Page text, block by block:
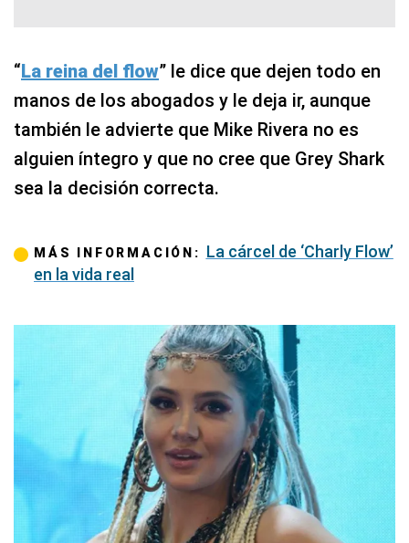
“La reina del flow” le dice que dejen todo en
manos de los abogados y le deja ir, aunque
también le advierte que Mike Rivera no es
alguien íntegro y que no cree que Grey Shark
sea la decisión correcta.
MÁS INFORMACIÓN:
La cárcel de ‘Charly Flow’
en la vida real